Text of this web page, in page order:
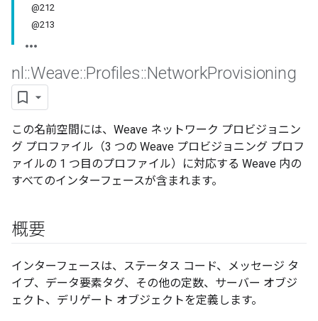
@212
@213
nl ::Weave::Profiles::NetworkProvisioning
この名前空間には、Weave ネットワーク プロビジョニン
グ プロファイル（3 つの Weave プロビジョニング プロフ
ァイルの 1 つ目のプロファイル）に対応する Weave 内の
すべてのインターフェースが含まれます。
概要
インターフェースは、ステータス コード、メッセージ タ
イプ、データ要素タグ、その他の定数、サーバー オブジ
ェクト、デリゲート オブジェクトを定義します。